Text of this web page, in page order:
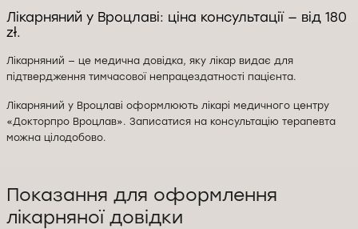
Лікарняний у Вроцлаві: ціна консультації — від 180
zł.
Лікарняний — це медична довідка, яку лікар видає для
підтвердження тимчасової непрацездатності пацієнта.
Лікарняний у Вроцлаві оформлюють лікарі медичного центру
«Докторпро Вроцлав». Записатися на консультацію терапевта
можна цілодобово.
Показання для оформлення
лікарняної довідки